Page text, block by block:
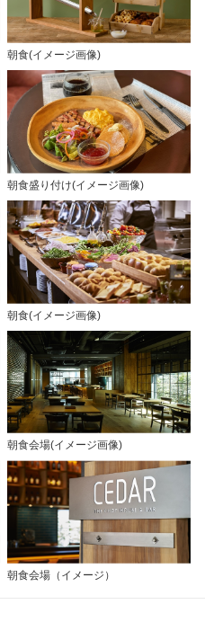
朝食(イメージ画像)
朝食盛り付け(イメージ画像)
朝食(イメージ画像)
朝食会場(イメージ画像)
朝食会場（イメージ）